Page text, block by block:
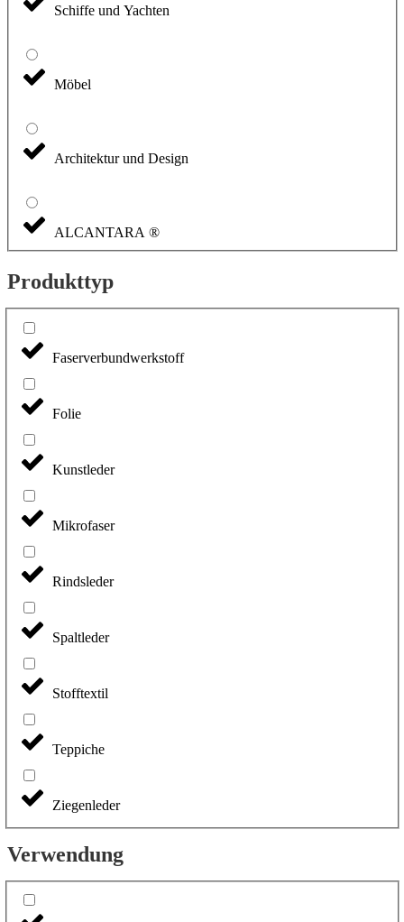
Schiffe und Yachten
Möbel
Architektur und Design
ALCANTARA ®
Produkttyp
Faserverbundwerkstoff
Folie
Kunstleder
Mikrofaser
Rindsleder
Spaltleder
Stofftextil
Teppiche
Ziegenleder
Verwendung